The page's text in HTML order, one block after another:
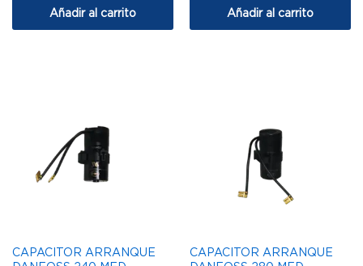
Añadir al carrito Añadir al carrito
CAPACITOR ARRANQUE
CAPACITOR ARRANQUE